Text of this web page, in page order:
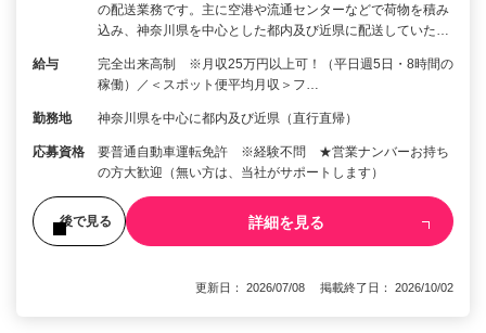
の配送業務です。主に空港や流通センターなどで荷物を積み
込み、神奈川県を中心とした都内及び近県に配送していた…
給与
完全出来高制 ※月収25万円以上可！（平日週5日・8時間の
稼働）／＜スポット便平均月収＞フ…
勤務地 神奈川県を中心に都内及び近県（直行直帰）
応募資格
要普通自動車運転免許 ※経験不問 ★営業ナンバーお持ち
の方大歓迎（無い方は、当社がサポートします）
後で見る 詳細を見る
更新日： 2026/07/08 掲載終了日： 2026/10/02